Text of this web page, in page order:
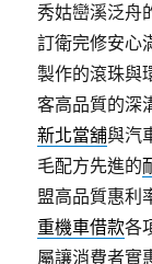
秀姑巒溪泛舟
訂衛完修安心
製作的滾珠與
客高品質的深
新北當舖與汽
毛配方先進的
盟高品質惠利
重機車借款各
屬讓消費者實